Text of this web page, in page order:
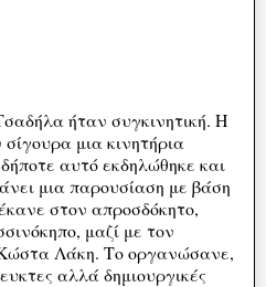
ήταν συγκινητική. Η
μια κινητήρια
αυτό εκδηλώθηκε και
μια παρουσίαση με βάση
στον απροσδόκητο,
μαζί με τον
Λάκη. Το οργανώσανε,
αλλά δημιουργικές